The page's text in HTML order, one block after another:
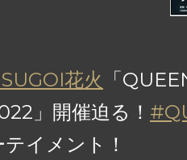
花火 「
」開催迫る！
テイメント！